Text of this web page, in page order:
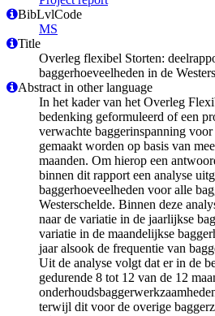
BibLvlCode
MS
Title
Overleg flexibel Storten:
baggerhoeveelheden in de
Abstract in other language
In het kader van het Overleg
bedenking geformuleerd of een
verwachte baggerinspanning
gemaakt worden op basis van
maanden. Om hierop een
binnen dit rapport een analyse
baggerhoeveelheden voor alle
Westerschelde. Binnen deze
naar de variatie in de jaarlijkse
variatie in de maandelijkse
jaar alsook de frequentie van
Uit de analyse volgt dat er in de
gedurende 8 tot 12 van de 12
terwijl dit voor de overige